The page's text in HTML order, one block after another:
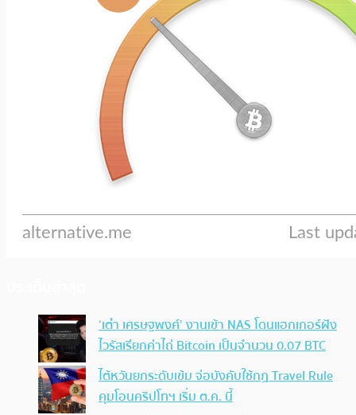
‘เต๋า เศรษฐพงศ์’ งานเข้า NAS โดนแฮกเกอร์ฝัง
ไวรัสเรียกค่าไถ่ Bitcoin เป็นจำนวน 0.07 BTC
ไต้หวันยกระดับเข้ม จ่อบังคับใช้กฏ Travel Rule
คุมโอนคริปโทฯ เริ่ม ต.ค. นี้